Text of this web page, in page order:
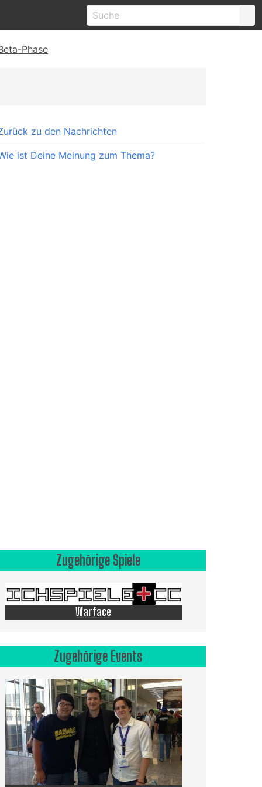
Phase
zu den Nachrichten
ist Deine Meinung zum Thema?
Zugehörige Spiele
Warface
Zugehörige Events